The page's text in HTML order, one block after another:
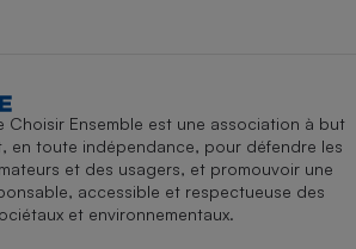
Choisir Ensemble est une association à but
en toute indépendance, pour défendre les
et des usagers, et promouvoir une
accessible et respectueuse des
et environnementaux.